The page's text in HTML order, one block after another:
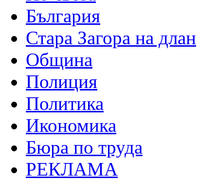
България
Стара Загора на длан
Община
Полиция
Политика
Икономика
Бюра по труда
РЕКЛАМА